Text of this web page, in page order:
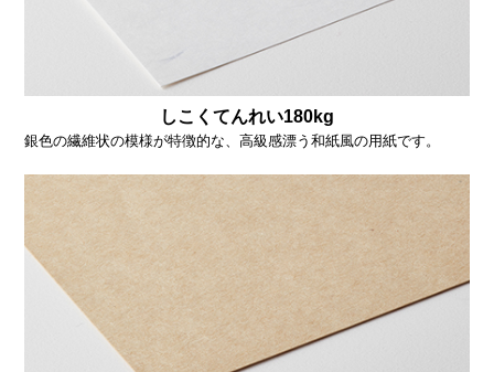
しこくてんれい180kg
銀色の繊維状の模様が特徴的な、高級感漂う和紙風の用紙です。